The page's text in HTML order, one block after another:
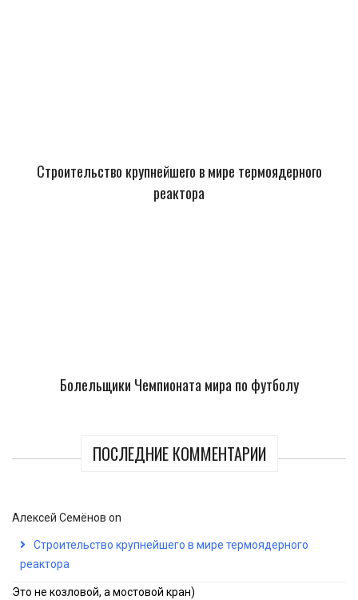
Строительство крупнейшего в мире термоядерного
реактора
Болельщики Чемпионата мира по футболу
ПОСЛЕДНИЕ КОММЕНТАРИИ
Алексей Семёнов on
Строительство крупнейшего в мире термоядерного
реактора
Это не козловой, а мостовой кран)